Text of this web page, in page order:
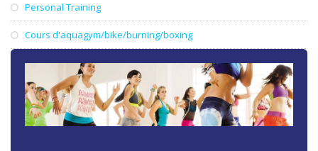
Personal Training
Cours d'aquagym/bike/burning/boxing